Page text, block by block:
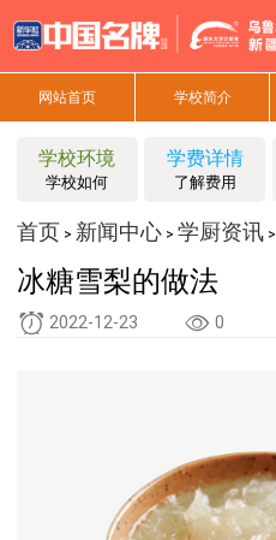
网站首页 学校简介
学校环境
学校如何
学费详情
了解费用
首页 > 新闻中心> 学厨资讯>
冰糖雪梨的做法
2022-12-23 0